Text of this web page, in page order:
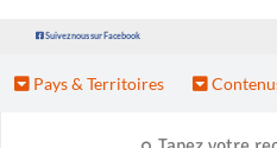
Suivez nous sur Facebook
Pays & Territoires